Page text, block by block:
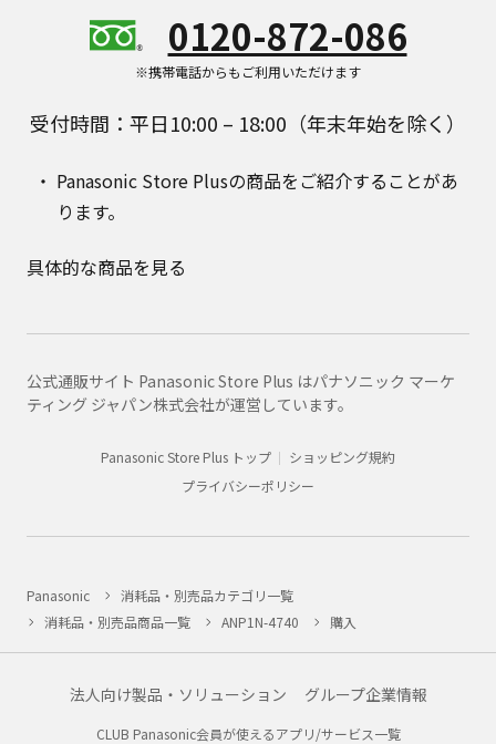
0120-872-086
※携帯電話からもご利用いただけます
受付時間：平日10:00 – 18:00（年末年始を除く）
Panasonic Store Plusの商品をご紹介することがあ
ります。
具体的な商品を見る
公式通販サイト Panasonic Store Plus はパナソニック マーケ
ティング ジャパン株式会社が運営しています。
Panasonic Store Plus トップ
ショッピング規約
プライバシーポリシー
Panasonic
消耗品・別売品カテゴリ一覧
消耗品・別売品商品一覧
ANP1N-4740 購入
法人向け製品・ソリューション グループ企業情報
CLUB Panasonic会員が使えるアプリ/サービス一覧